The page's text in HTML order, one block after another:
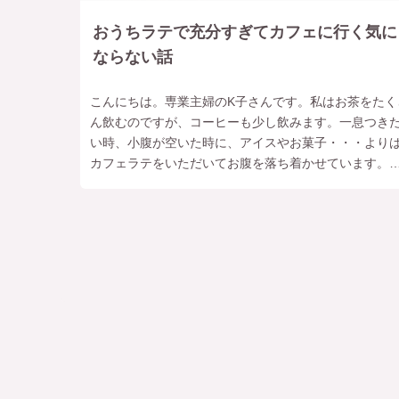
おうちラテで充分すぎてカフェに行く気に
ならない話
こんにちは。専業主婦のK子さんです。私はお茶をたく
ん飲むのですが、コーヒーも少し飲みます。一息つきた
い時、小腹が空いた時に、アイスやお菓子・・・より
カフェラテをいただいてお腹を落ち着かせています。は